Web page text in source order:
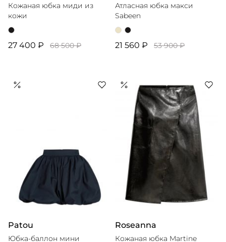
Кожаная юбка миди из
кожи
27 400 ₽ 68 500 ₽
Атласная юбка макси
Sabeen
21 560 ₽ 53 900 ₽
Patou
Юбка-баллон мини
Roseanna
Кожаная юбка Martine